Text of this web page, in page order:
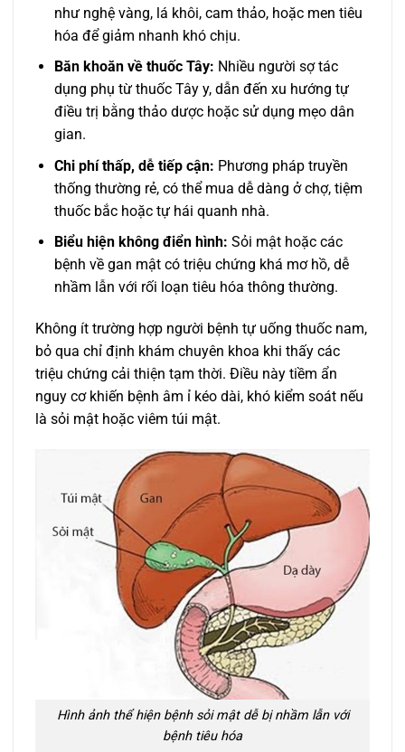
như nghệ vàng, lá khôi, cam thảo, hoặc men tiêu
hóa để giảm nhanh khó chịu.
Băn khoăn về thuốc Tây: Nhiều người sợ tác
dụng phụ từ thuốc Tây y, dẫn đến xu hướng tự
điều trị bằng thảo dược hoặc sử dụng mẹo dân
gian.
Chi phí thấp, dễ tiếp cận: Phương pháp truyền
thống thường rẻ, có thể mua dễ dàng ở chợ, tiệm
thuốc bắc hoặc tự hái quanh nhà.
Biểu hiện không điển hình: Sỏi mật hoặc các
bệnh về gan mật có triệu chứng khá mơ hồ, dễ
nhầm lẫn với rối loạn tiêu hóa thông thường.
Không ít trường hợp người bệnh tự uống thuốc nam,
bỏ qua chỉ định khám chuyên khoa khi thấy các
triệu chứng cải thiện tạm thời. Điều này tiềm ẩn
nguy cơ khiến bệnh âm ỉ kéo dài, khó kiểm soát nếu
là sỏi mật hoặc viêm túi mật.
Hình ảnh thể hiện bệnh sỏi mật dễ bị nhầm lẫn với
bệnh tiêu hóa